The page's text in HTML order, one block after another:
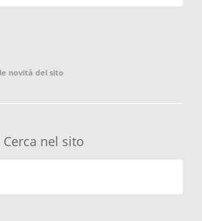
novità del sito
Cerca nel sito